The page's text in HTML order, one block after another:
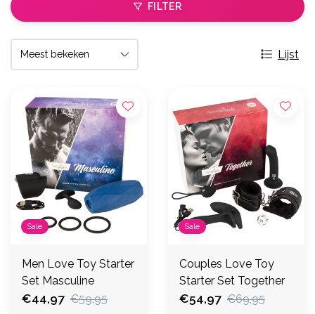
FILTER
Lijst
Sale
Men Love Toy Starter
Set Masculine
€44,97 €59,95
Sale
Couples Love Toy
Starter Set Together
€54,97 €69,95